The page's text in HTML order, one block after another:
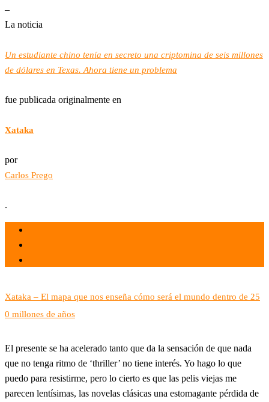
–
La noticia
Un estudiante chino tenía en secreto una criptomina de seis millones
de dólares en Texas. Ahora tiene un problema
fue publicada originalmente en
Xataka
por
Carlos Prego
.
Xataka – El mapa que nos enseña cómo será el mundo dentro de 25
0 millones de años
El presente se ha acelerado tanto que da la sensación de que nada
que no tenga ritmo de ‘thriller’ no tiene interés. Yo hago lo que
puedo para resistirme, pero lo cierto es que las pelis viejas me
parecen lentísimas, las novelas clásicas una estomagante pérdida de